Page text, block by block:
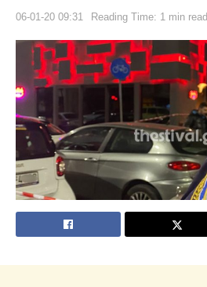
06-01-20 09:31 Reading Time: 1 min read